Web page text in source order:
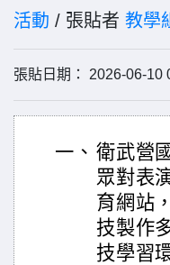
活動 / 張貼者 教學
張貼日期： 2026-06-
一、 衛武營
眾對表
育網站
技製作
技學習